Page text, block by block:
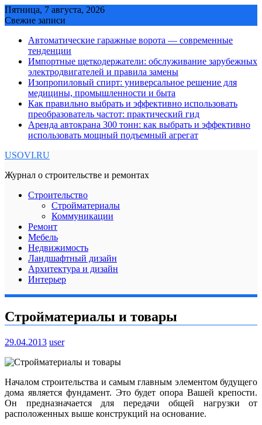
Skip
to
Пятница, 7 августа, 2026
Свежие записи
Автоматические гаражные ворота — современные
тенденции
Импортные щеткодержатели: обслуживание зарубежных
электродвигателей и правила замены
Изопропиловый спирт: универсальное решение для
медицины, промышленности и быта
Как правильно выбрать и эффективно использовать
преобразователь частот: практический гид
Аренда автокрана 300 тонн: как выбрать и эффективно
использовать мощный подъемный агрегат
USOVI.RU
Журнал о строительстве и ремонтах
Строительство
Стройматериалы
Коммуникации
Ремонт
Мебель
Недвижимость
Ландшафтный дизайн
Архитектура и дизайн
Интерьер
Стройматериалы и товары
29.04.2013 user
Началом строительства и самым главным элементом будущего
дома является фундамент. Это будет опора Вашей крепости.
Он предназначается для передачи общей нагрузки от
расположенных выше конструкций на основание.